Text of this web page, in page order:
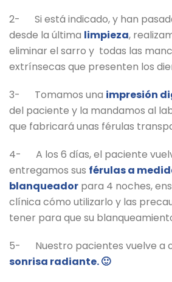
2- Si está indicado, y han
desde la última limpieza,
eliminar el sarro y todas las
extrínsecas que presenten los
3- Tomamos una impresión
del paciente y la mandamos al
que fabricará unas férulas
4- A los 6 días, el paciente
entregamos sus férulas a
blanqueador para 4 noches,
clínica cómo utilizarlo y las
tener para que su
5- Nuestro pacientes vuelve a
sonrisa radiante. 🙂